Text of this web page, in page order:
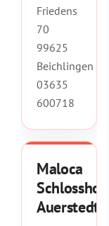
Friedens
70
99625
Beichlingen
03635
600718
Maloca
Schlosshotel
Auerstedt